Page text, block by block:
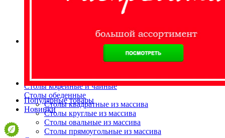
Полки и ящики
Столы кофейные и чайные
Столы обеденные
Столы квадратные из массива
Столы круглые из массива
Столы овальные из массива
Столы прямоугольные из массива
Популярные товары
Новинки